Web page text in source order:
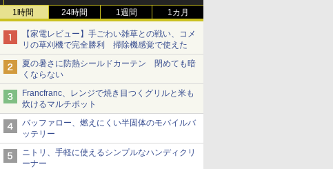
1時間 24時間 1週間 1カ月
【家電レビュー】手ごわい雑草との戦い、コメ
リの草刈機で完全勝利 掃除機感覚で使えた
夏の暑さに防熱シールドカーテン 閉めても暗
くならない
Francfranc、レンジで焼き目つくグリルと米も
炊けるマルチポット
バッファロー、燃えにくい半固体のモバイルバ
ッテリー
ニトリ、手軽に使えるシンプルなハンディクリ
ーナー